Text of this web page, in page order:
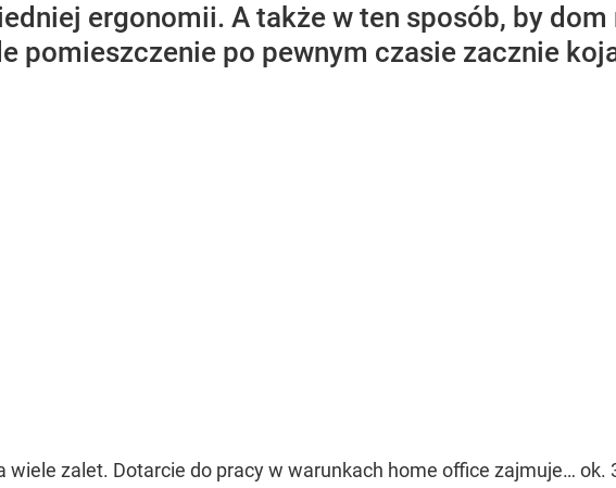
ergonomii. A także w ten sposób, by dom
pomieszczenie po pewnym czasie zacznie
wiele zalet. Dotarcie do pracy w warunkach home office zajmuje… ok.